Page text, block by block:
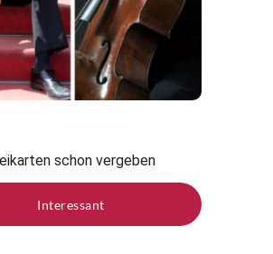
schon vergeben
Interessant